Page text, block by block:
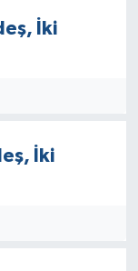
İki
İki